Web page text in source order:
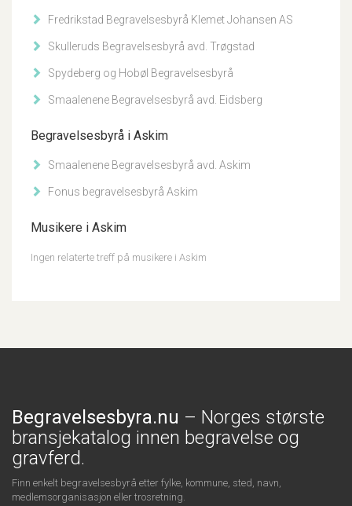
Fredrikstad Begravelsesbyrå Klemet Johansen AS
Skulleruds Begravelsesbyrå avd. Trøgstad
Spydeberg og Hobøl Begravelsesbyrå
Smaalenene Begravelsesbyrå avd. Eidsberg
Begravelsesbyrå i Askim
Smaalenene Begravelsesbyrå avd. Askim
Fonus begravelsesbyrå Askim
Musikere i Askim
Ingen relaterte treff på musikere i Askim
Begravelsesbyra.nu – Norges største
bransjekatalog innen begravelse og
gravferd.
Finn enkelt begravelsesbyrå etter fylke, kommune, sted, navn,
medlemsorganisasjon eller trosretning.